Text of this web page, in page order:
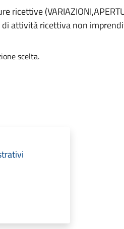
attività ricettiva non
scelta.